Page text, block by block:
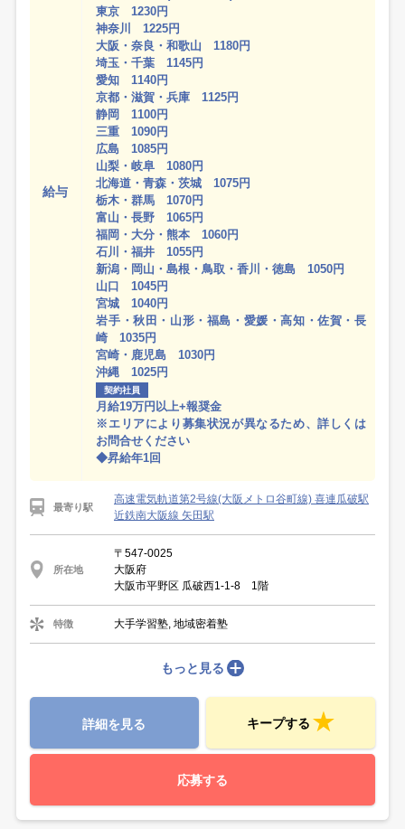
給与
東京 1230円
神奈川 1225円
大阪・奈良・和歌山 1180円
埼玉・千葉 1145円
愛知 1140円
京都・滋賀・兵庫 1125円
静岡 1100円
三重 1090円
広島 1085円
山梨・岐阜 1080円
北海道・青森・茨城 1075円
栃木・群馬 1070円
富山・長野 1065円
福岡・大分・熊本 1060円
石川・福井 1055円
新潟・岡山・島根・鳥取・香川・徳島 1050円
山口 1045円
宮城 1040円
岩手・秋田・山形・福島・愛媛・高知・佐賀・長
崎 1035円
宮崎・鹿児島 1030円
沖縄 1025円
契約社員
月給19万円以上+報奨金
※エリアにより募集状況が異なるため、詳しくは
お問合せください
◆昇給年1回
最寄り駅
高速電気軌道第2号線(大阪メトロ谷町線) 喜連瓜破駅
近鉄南大阪線 矢田駅
所在地
〒547-0025
大阪府
大阪市平野区 瓜破西1-1-8 1階
特徴 大手学習塾, 地域密着塾
もっと見る
詳細を見る キープする
応募する